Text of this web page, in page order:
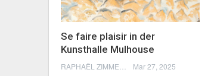
Se faire plaisir in der
Kunsthalle Mulhouse
Mar 27, 2025